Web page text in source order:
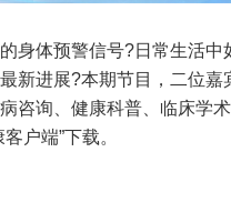
身体预警信号?日常生活
新进展?本期节目，二位嘉
咨询、健康科普、临床学
户端”下载。